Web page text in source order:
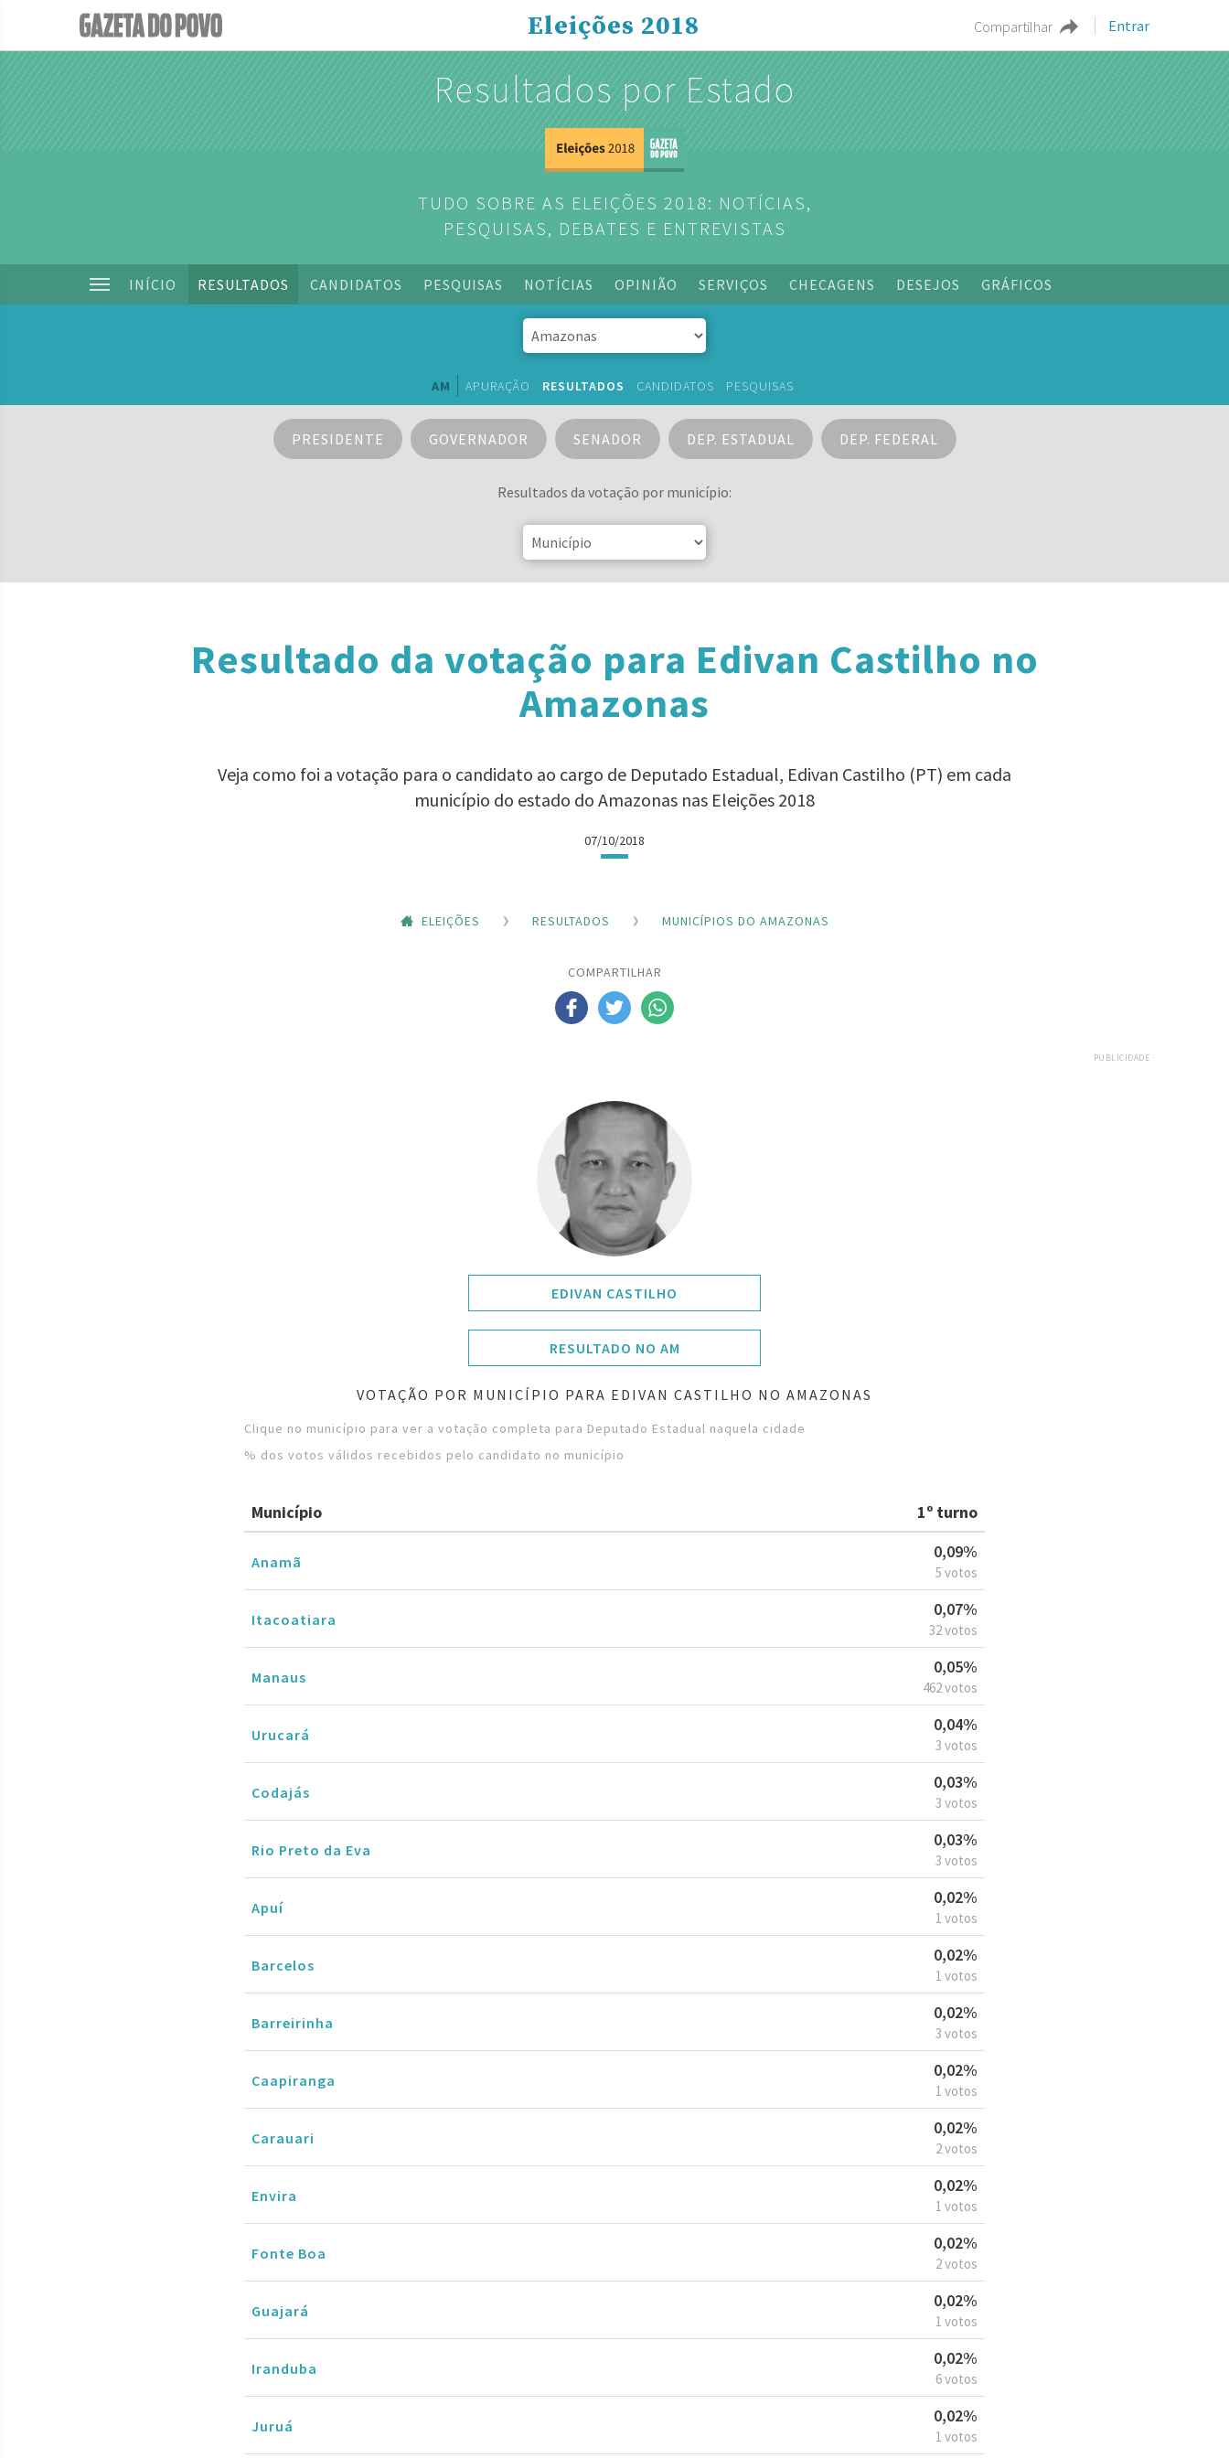
Compartilhar Entrar
Eleições 2018
Resultados por Estado
TUDO SOBRE AS ELEIÇÕES 2018: NOTÍCIAS,
PESQUISAS, DEBATES E ENTREVISTAS
INÍCIO RESULTADOS CANDIDATOS PESQUISAS NOTÍCIAS OPINIÃO SERVIÇOS CHECAGENS DESEJOS GRÁFICOS
AM APURAÇÃO RESULTADOS CANDIDATOS PESQUISAS
PRESIDENTE GOVERNADOR SENADOR DEP. ESTADUAL DEP. FEDERAL
Resultados da votação por município:
Resultado da votação para Edivan Castilho no
Amazonas
Veja como foi a votação para o candidato ao cargo de Deputado Estadual, Edivan Castilho (PT) em cada
município do estado do Amazonas nas Eleições 2018
07/10/2018
ELEIÇÕES RESULTADOS MUNICÍPIOS DO AMAZONAS
COMPARTILHAR
PUBLICIDADE
EDIVAN CASTILHO
RESULTADO NO AM
VOTAÇÃO POR MUNICÍPIO PARA EDIVAN CASTILHO NO AMAZONAS
Clique no município para ver a votação completa para Deputado Estadual naquela cidade
% dos votos válidos recebidos pelo candidato no município
Município 1º turno
Anamã
0,09%
5 votos
Itacoatiara
0,07%
32 votos
Manaus
0,05%
462 votos
Urucará
0,04%
3 votos
Codajás
0,03%
3 votos
Rio Preto da Eva
0,03%
3 votos
Apuí
0,02%
1 votos
Barcelos
0,02%
1 votos
Barreirinha
0,02%
3 votos
Caapiranga
0,02%
1 votos
Carauari
0,02%
2 votos
Envira
0,02%
1 votos
Fonte Boa
0,02%
2 votos
Guajará
0,02%
1 votos
Iranduba
0,02%
6 votos
Juruá
0,02%
1 votos